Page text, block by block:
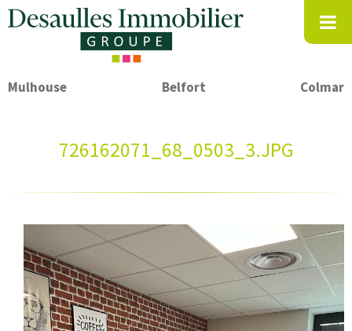
Mulhouse Belfort Colmar
726162071_68_0503_3.JPG